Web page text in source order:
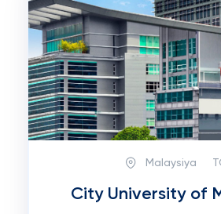
Malaysiya
City University of